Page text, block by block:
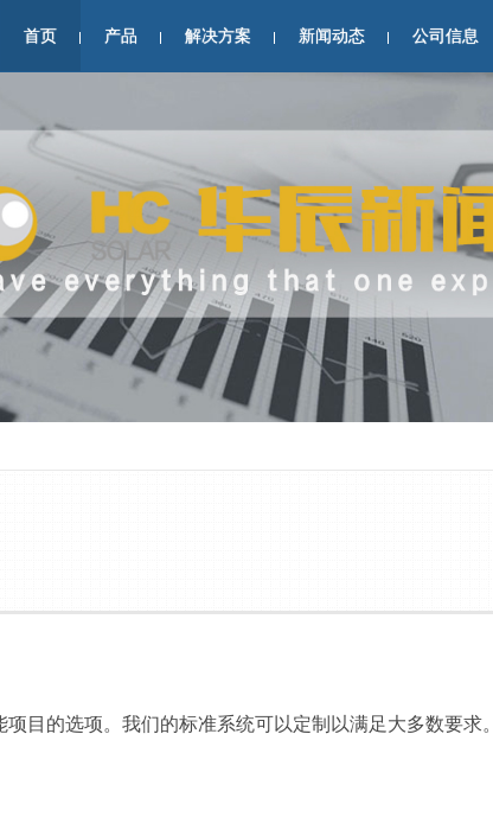
首页 产品 解决方案 新闻动态 公司信息
的选项。我们的标准系统可以定制以满足大多数要求。